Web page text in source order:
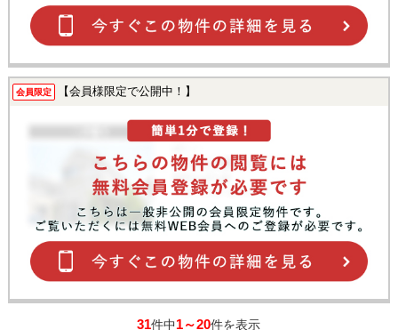
会員限定 【会員様限定で公開中！】
31件中1～20件を表示